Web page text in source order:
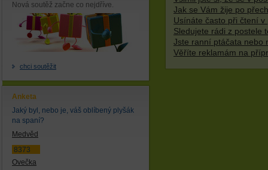
Nová soutěž začne co nejdříve.
chci soutěžit
Anketa
Jaký byl, nebo je, váš oblíbený plyšák
na spaní?
Medvěd
8373
Ovečka
Jak se Vám žije po
Usínáte často při čtení v
Sledujete rádi z postele
Jste ranní ptáčata nebo
Věříte reklamám na